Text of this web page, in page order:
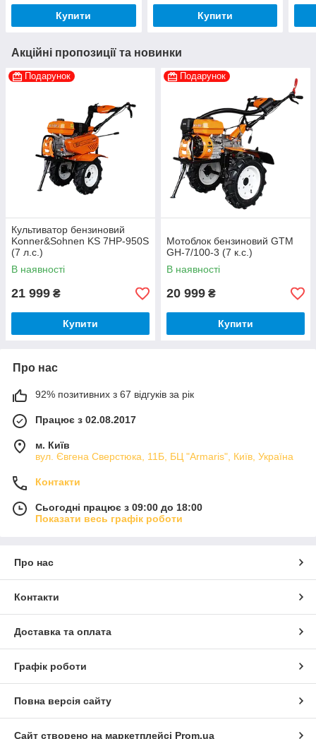
Купити Купити
Акційні пропозиції та новинки
Подарунок
Культиватор бензиновий
Konner&Sohnen KS 7HP-950S
(7 л.с.)
В наявності
21 999 ₴
Купити
Подарунок
Мотоблок бензиновий GTM
GH-7/100-3 (7 к.с.)
В наявності
20 999 ₴
Купити
Про нас
92% позитивних з 67 відгуків за рік
Працює з 02.08.2017
м. Київ
вул. Євгена Сверстюка, 11Б, БЦ "Armaris", Київ, Україна
Контакти
Сьогодні працює з 09:00 до 18:00
Показати весь графік роботи
Про нас
Контакти
Доставка та оплата
Графік роботи
Повна версія сайту
Сайт створено на маркетплейсі Prom.ua